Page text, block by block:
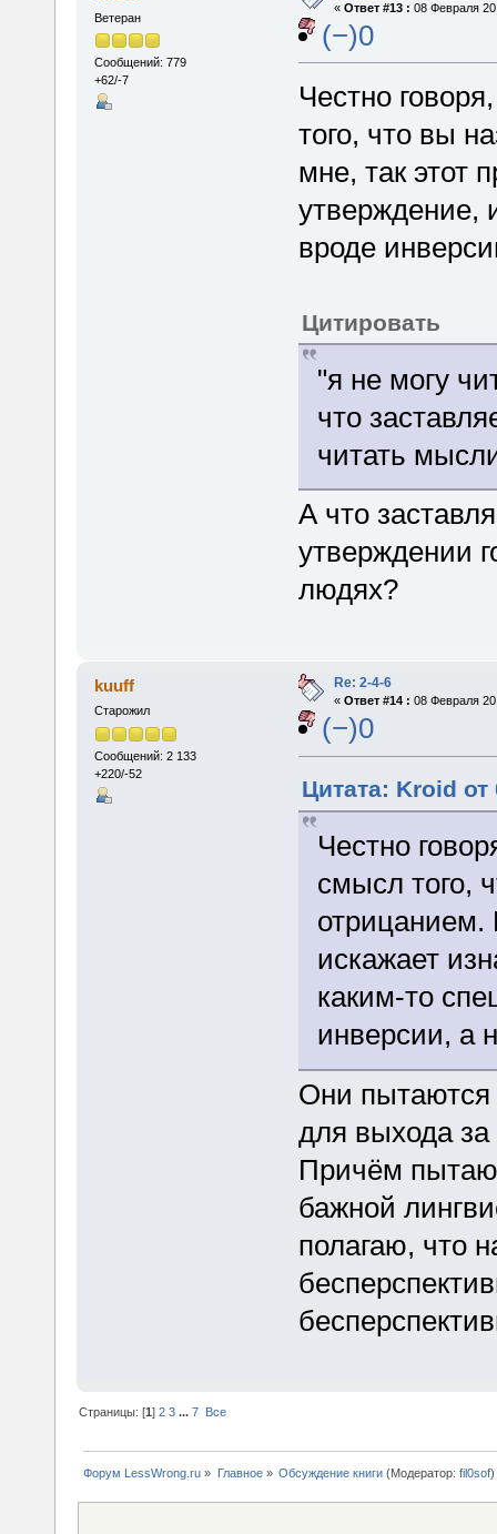
Ветеран
Сообщений: 779
+62/-7
« Ответ #13 : 08 Февраля
(−)0
Честно
того, что вы
мне, так этот
утверждение,
вроде
Цитировать
"я не могу
что
читать
А что
утверждении
людях?
kuuff
Старожил
Сообщений: 2 133
+220/-52
Re: 2-4-6
« Ответ #14 : 08 Февраля
(−)0
Цитата: Kroid
Честно
смысл того,
отрицанием.
искажает
каким-то
инверсии, а
Они
для выхода за
Причём
бажной
полагаю, что
Страницы: [1]2 3 ...7 Все
Форум LessWrong.ru » Главное» Обсуждение книги(Модератор: fil0sof)